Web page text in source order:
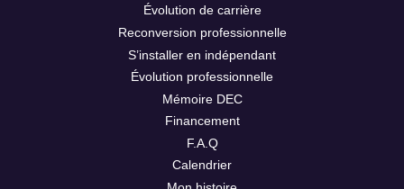
Évolution de carrière
Reconversion professionnelle
S’installer en indépendant
Évolution professionnelle
Mémoire DEC
Financement
F.A.Q
Calendrier